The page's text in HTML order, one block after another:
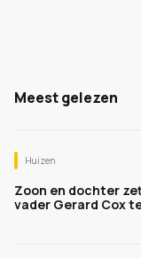
Meest gelezen
Huizen
Zoon en dochter
vader Gerard Cox